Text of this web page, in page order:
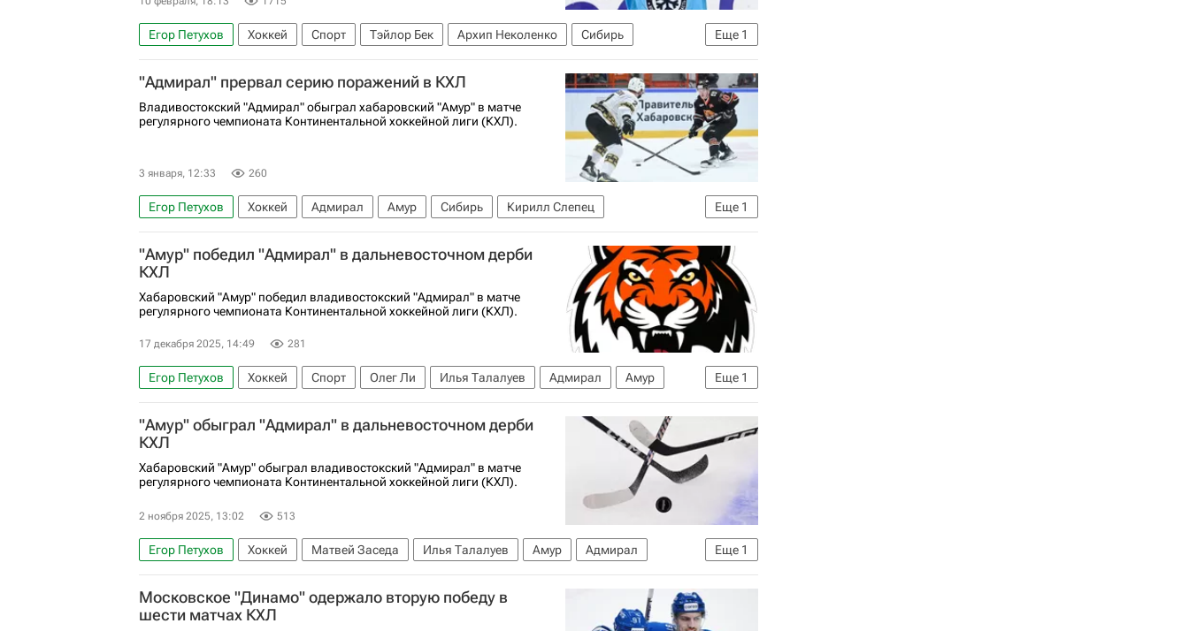
Еще 1
Егор Петухов Хоккей Спорт Тэйлор Бек Архип Неколенко
Сибирь
КХЛ 2025-2026
"Адмирал" прервал серию поражений в КХЛ
Владивостокский "Адмирал" обыграл хабаровский "Амур" в матче
регулярного чемпионата Континентальной хоккейной лиги (КХЛ).
3 января, 12:33 260
Еще 1
Егор Петухов Хоккей Адмирал Амур Сибирь
Кирилл Слепец
КХЛ 2025-2026
"Амур" победил "Адмирал" в дальневосточном дерби
КХЛ
Хабаровский "Амур" победил владивостокский "Адмирал" в матче
регулярного чемпионата Континентальной хоккейной лиги (КХЛ).
17 декабря 2025, 14:49 281
Еще 1
Егор Петухов Хоккей Спорт Олег Ли Илья Талалуев Адмирал
Амур
КХЛ 2025-2026
"Амур" обыграл "Адмирал" в дальневосточном дерби
КХЛ
Хабаровский "Амур" обыграл владивостокский "Адмирал" в матче
регулярного чемпионата Континентальной хоккейной лиги (КХЛ).
2 ноября 2025, 13:02 513
Еще 1
Егор Петухов Хоккей Матвей Заседа Илья Талалуев Амур
Адмирал
КХЛ 2025-2026
Московское "Динамо" одержало вторую победу в
шести матчах КХЛ